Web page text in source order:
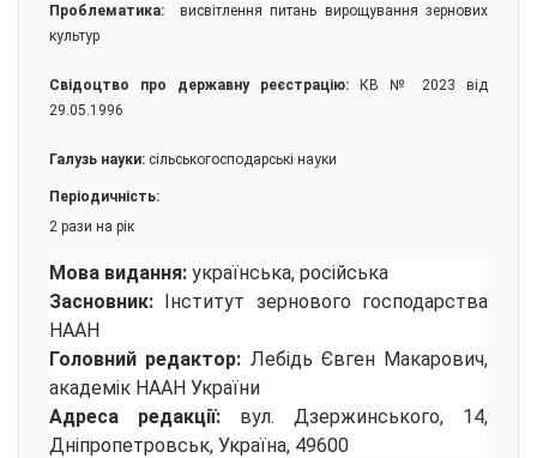
Проблематика:
висвітлення питань вирощування зернових
культур
Свідоцтво про державну реєстрацію:
КВ № 2023 від
29.05.1996
Галузь науки: сільськогосподарські науки
Періодичність:
2 рази на рік
Мова видання: українська, російська
Засновник: Інститут зернового господарства
НААН
Головний редактор: Лебідь Євген Макарович,
академік НААН України
Адреса редакції: вул. Дзержинського, 14,
Дніпропетровськ, Україна, 49600